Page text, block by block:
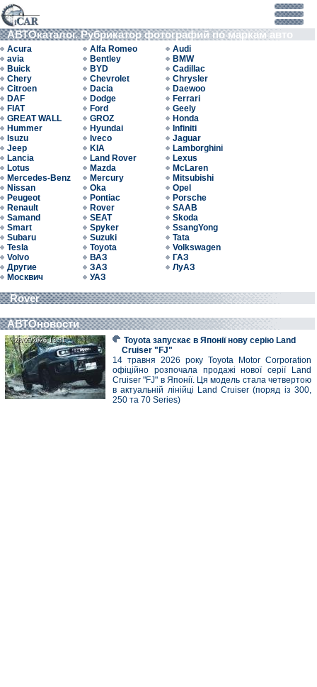
АВТОкаталог. Рубрикатор фотографий по маркам авто
Acura Alfa Romeo
Audi
avia
Bentley
BMW
Buick
BYD
Cadillac
Chery
Chevrolet
Chrysler
Citroen
Dacia
Daewoo
DAF
Dodge
Ferrari
FIAT
Ford
Geely
GREAT WALL
GROZ
Honda
Hummer
Hyundai
Infiniti
Isuzu
Iveco
Jaguar
Jeep
KIA
Lamborghini
Lancia
Land Rover
Lexus
Lotus
Mazda
McLaren
Mercedes-Benz
Mercury
Mitsubishi
Nissan
Oka
Opel
Peugeot
Pontiac
Porsche
Renault
Rover
SAAB
Samand
SEAT
Skoda
Smart
Spyker
SsangYong
Subaru
Suzuki
Tata
Tesla
Toyota
Volkswagen
Volvo
ВАЗ
ГАЗ
Другие
ЗАЗ
ЛуАЗ
Москвич
УАЗ
Rover
АВТОновости
28/05/2026 13:31
28/05/2026 13:31
Toyota запускає в Японії нову серію Land
Cruiser "FJ"
14 травня 2026 року Toyota Motor Corporation
офіційно розпочала продажі нової серії Land
Cruiser "FJ" в Японії. Ця модель стала четвертою
в актуальній лінійці Land Cruiser (поряд із 300,
250 та 70 Series)